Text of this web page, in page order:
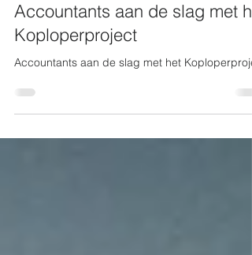
12 jul 2024
1 minuten om te lezen
Accountants aan de slag met
Koploperproject
Accountants aan de slag met het